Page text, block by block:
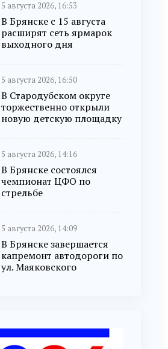
5 августа 2026, 16:53
В Брянске с 15 августа
расширят сеть ярмарок
выходного дня
5 августа 2026, 16:50
В Стародубском округе
торжественно открыли
новую детскую площадку
5 августа 2026, 14:16
В Брянске состоялся
чемпионат ЦФО по
стрельбе
5 августа 2026, 14:09
В Брянске завершается
капремонт автодороги по
ул. Маяковского